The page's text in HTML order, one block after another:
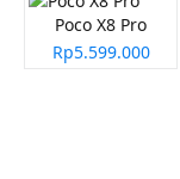
Poco X8 Pro
Rp5.599.000